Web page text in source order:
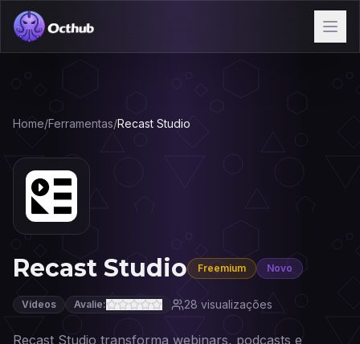
Home/Ferramentas/Recast Studio
Recast Studio Freemium Novo
Vídeos Avalie: 28visualizações
Recast Studio transforma webinars, podcasts e